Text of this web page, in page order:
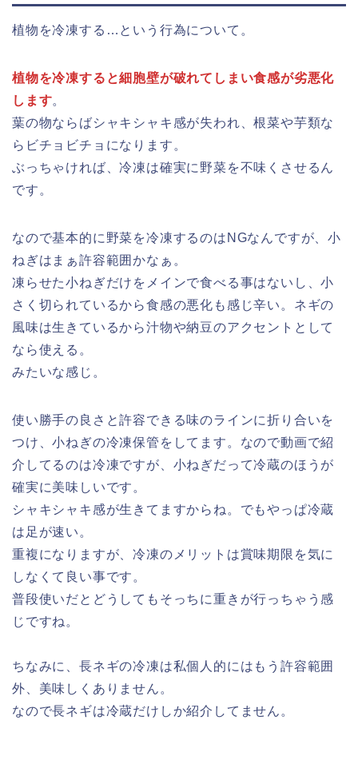
植物を冷凍する…という行為について。
植物を冷凍すると細胞壁が破れてしまい食感が劣悪化
します。
葉の物ならばシャキシャキ感が失われ、根菜や芋類な
らビチョビチョになります。
ぶっちゃければ、冷凍は確実に野菜を不味くさせるん
です。
なので基本的に野菜を冷凍するのはNGなんですが、小
ねぎはまぁ許容範囲かなぁ。
凍らせた小ねぎだけをメインで食べる事はないし、小
さく切られているから食感の悪化も感じ辛い。ネギの
風味は生きているから汁物や納豆のアクセントとして
なら使える。
みたいな感じ。
使い勝手の良さと許容できる味のラインに折り合いを
つけ、小ねぎの冷凍保管をしてます。なので動画で紹
介してるのは冷凍ですが、小ねぎだって冷蔵のほうが
確実に美味しいです。
シャキシャキ感が生きてますからね。でもやっぱ冷蔵
は足が速い。
重複になりますが、冷凍のメリットは賞味期限を気に
しなくて良い事です。
普段使いだとどうしてもそっちに重きが行っちゃう感
じですね。
ちなみに、長ネギの冷凍は私個人的にはもう許容範囲
外、美味しくありません。
なので長ネギは冷蔵だけしか紹介してません。